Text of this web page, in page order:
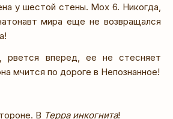
у шестой стены. Мох 6. Никогда,
мира еще не возвращался
рвется вперед, ее не стесняет
мчится по дороге в Непознанное!
В Терра инкогнита!